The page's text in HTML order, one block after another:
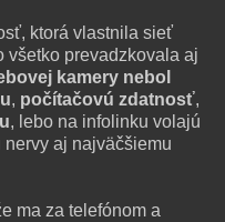
ktorá vlastnila sieť
všetko prevadzkovala aj
kamery nebol
, počítačovú zdatnosť,
, lebo na infolinku volajú
nervy aj najväčšiemu
ma za telefónom a